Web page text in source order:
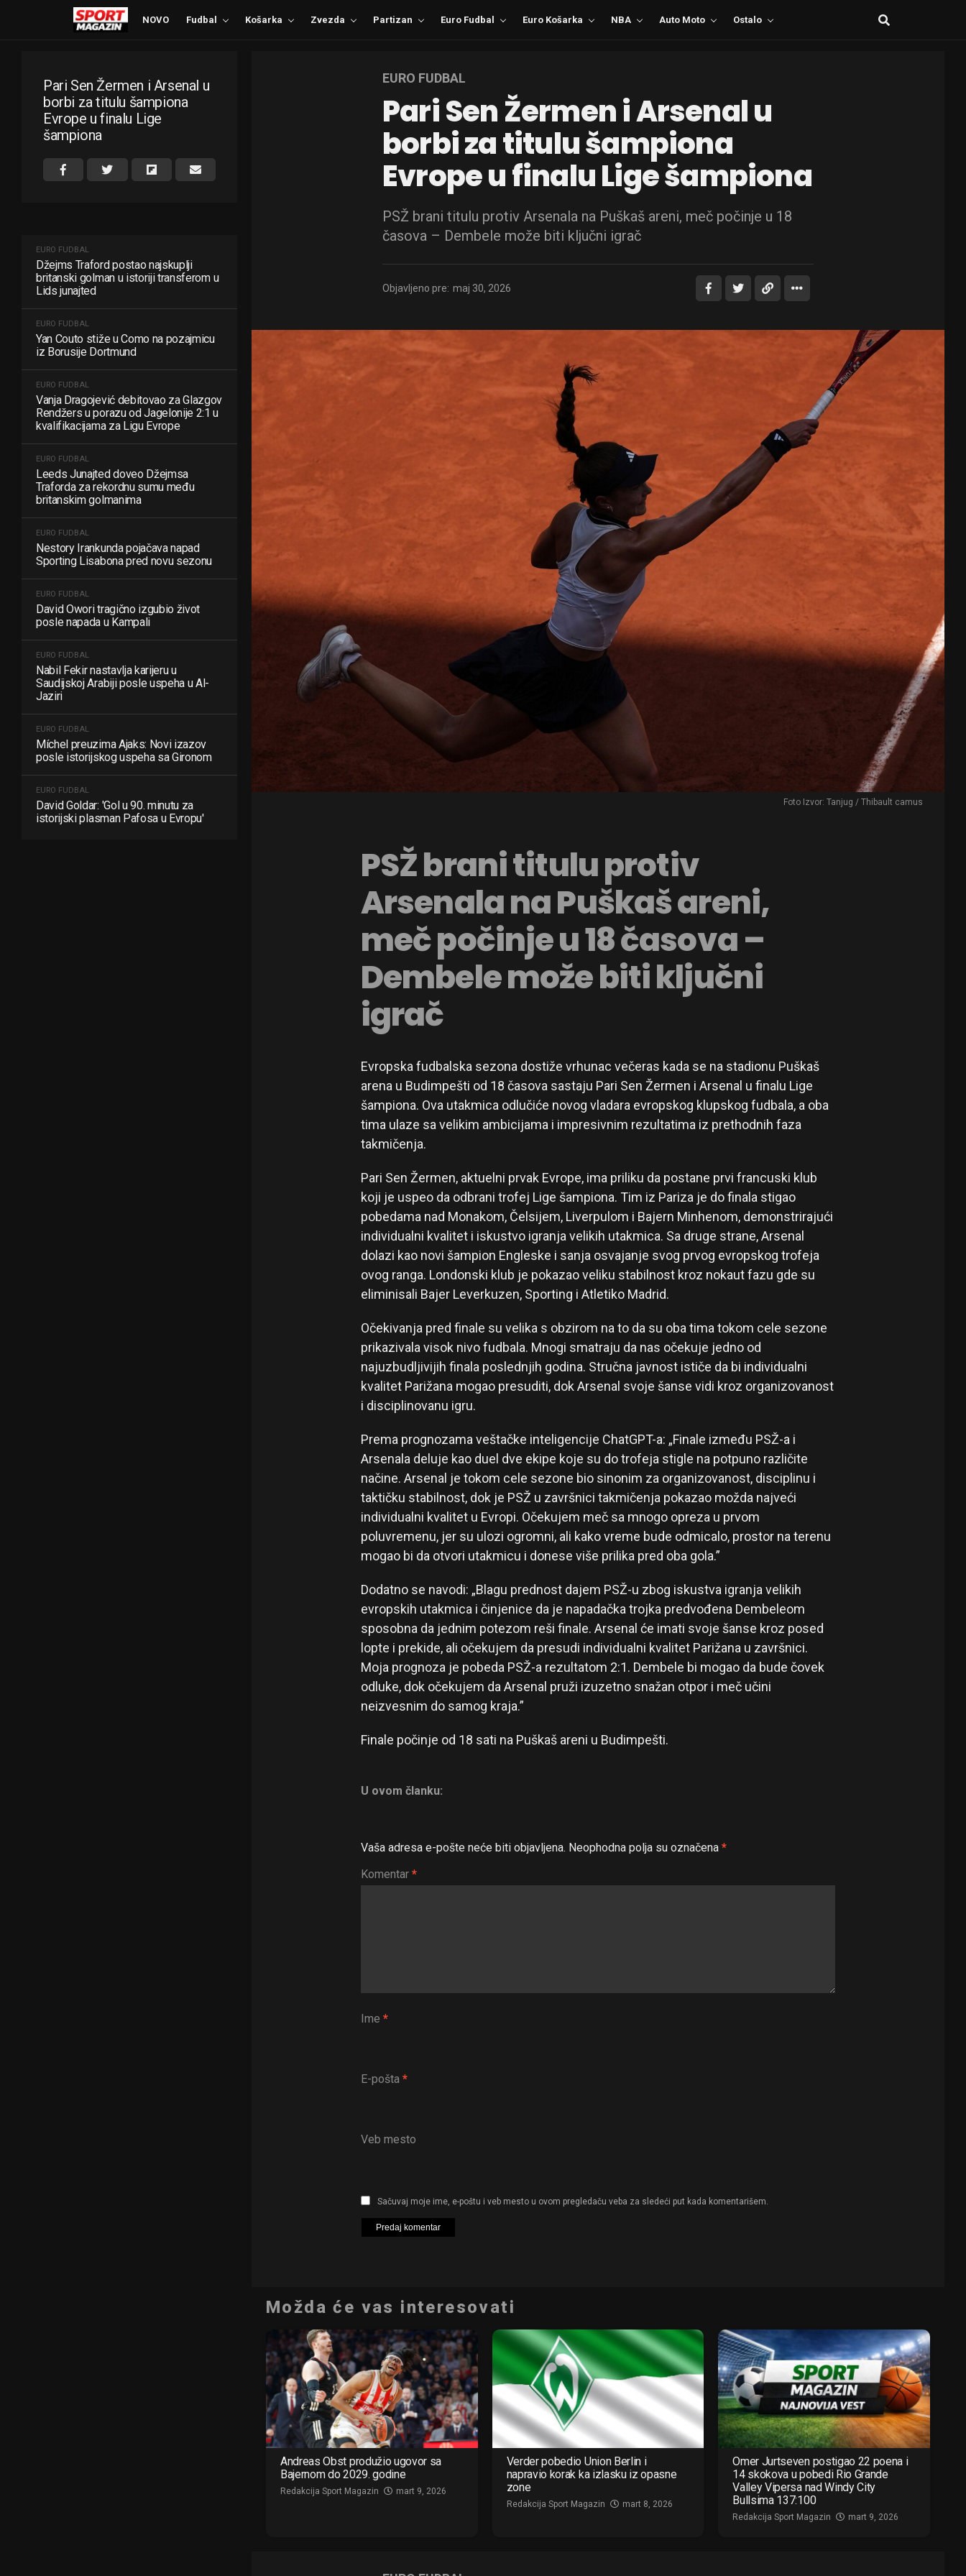
NOVO Fudbal Košarka Zvezda Partizan Euro Fudbal Euro Košarka NBA Auto Moto Ostalo
Pari Sen Žermen i Arsenal u
borbi za titulu šampiona
Evrope u finalu Lige
šampiona
EURO FUDBAL
Džejms Traford postao najskuplji
britanski golman u istoriji transferom u
Lids junajted
EURO FUDBAL
Yan Couto stiže u Como na pozajmicu
iz Borusije Dortmund
EURO FUDBAL
Vanja Dragojević debitovao za Glazgov
Rendžers u porazu od Jagelonije 2:1 u
kvalifikacijama za Ligu Evrope
EURO FUDBAL
Leeds Junajted doveo Džejmsa
Traforda za rekordnu sumu među
britanskim golmanima
EURO FUDBAL
Nestory Irankunda pojačava napad
Sporting Lisabona pred novu sezonu
EURO FUDBAL
David Owori tragično izgubio život
posle napada u Kampali
EURO FUDBAL
Nabil Fekir nastavlja karijeru u
Saudijskoj Arabiji posle uspeha u Al-
Jaziri
EURO FUDBAL
Míchel preuzima Ajaks: Novi izazov
posle istorijskog uspeha sa Gironom
EURO FUDBAL
David Goldar: 'Gol u 90. minutu za
istorijski plasman Pafosa u Evropu'
EURO FUDBAL
Pari Sen Žermen i Arsenal u
borbi za titulu šampiona
Evrope u finalu Lige šampiona
PSŽ brani titulu protiv Arsenala na Puškaš areni, meč počinje u 18
časova – Dembele može biti ključni igrač
Objavljeno pre: maj 30, 2026
Foto Izvor: Tanjug / Thibault camus
PSŽ brani titulu protiv
Arsenala na Puškaš areni,
meč počinje u 18 časova –
Dembele može biti ključni
igrač
Evropska fudbalska sezona dostiže vrhunac večeras kada se na stadionu Puškaš
arena u Budimpešti od 18 časova sastaju Pari Sen Žermen i Arsenal u finalu Lige
šampiona. Ova utakmica odlučiće novog vladara evropskog klupskog fudbala, a oba
tima ulaze sa velikim ambicijama i impresivnim rezultatima iz prethodnih faza
takmičenja.
Pari Sen Žermen, aktuelni prvak Evrope, ima priliku da postane prvi francuski klub
koji je uspeo da odbrani trofej Lige šampiona. Tim iz Pariza je do finala stigao
pobedama nad Monakom, Čelsijem, Liverpulom i Bajern Minhenom, demonstrirajući
individualni kvalitet i iskustvo igranja velikih utakmica. Sa druge strane, Arsenal
dolazi kao novi šampion Engleske i sanja osvajanje svog prvog evropskog trofeja
ovog ranga. Londonski klub je pokazao veliku stabilnost kroz nokaut fazu gde su
eliminisali Bajer Leverkuzen, Sporting i Atletiko Madrid.
Očekivanja pred finale su velika s obzirom na to da su oba tima tokom cele sezone
prikazivala visok nivo fudbala. Mnogi smatraju da nas očekuje jedno od
najuzbudljivijih finala poslednjih godina. Stručna javnost ističe da bi individualni
kvalitet Parižana mogao presuditi, dok Arsenal svoje šanse vidi kroz organizovanost
i disciplinovanu igru.
Prema prognozama veštačke inteligencije ChatGPT-a: „Finale između PSŽ-a i
Arsenala deluje kao duel dve ekipe koje su do trofeja stigle na potpuno različite
načine. Arsenal je tokom cele sezone bio sinonim za organizovanost, disciplinu i
taktičku stabilnost, dok je PSŽ u završnici takmičenja pokazao možda najveći
individualni kvalitet u Evropi. Očekujem meč sa mnogo opreza u prvom
poluvremenu, jer su ulozi ogromni, ali kako vreme bude odmicalo, prostor na terenu
mogao bi da otvori utakmicu i donese više prilika pred oba gola.”
Dodatno se navodi: „Blagu prednost dajem PSŽ-u zbog iskustva igranja velikih
evropskih utakmica i činjenice da je napadačka trojka predvođena Dembeleom
sposobna da jednim potezom reši finale. Arsenal će imati svoje šanse kroz posed
lopte i prekide, ali očekujem da presudi individualni kvalitet Parižana u završnici.
Moja prognoza je pobeda PSŽ-a rezultatom 2:1. Dembele bi mogao da bude čovek
odluke, dok očekujem da Arsenal pruži izuzetno snažan otpor i meč učini
neizvesnim do samog kraja.”
Finale počinje od 18 sati na Puškaš areni u Budimpešti.
U ovom članku:
Vaša adresa e-pošte neće biti objavljena. Neophodna polja su označena *
Komentar *
Ime *
E-pošta *
Veb mesto
Sačuvaj moje ime, e-poštu i veb mesto u ovom pregledaču veba za sledeći put kada komentarišem.
Možda će vas interesovati
Andreas Obst produžio ugovor sa
Bajernom do 2029. godine
Redakcija Sport Magazin mart 9, 2026
Verder pobedio Union Berlin i
napravio korak ka izlasku iz opasne
zone
Redakcija Sport Magazin mart 8, 2026
Omer Jurtseven postigao 22 poena i
14 skokova u pobedi Rio Grande
Valley Vipersa nad Windy City
Bullsima 137:100
Redakcija Sport Magazin mart 9, 2026